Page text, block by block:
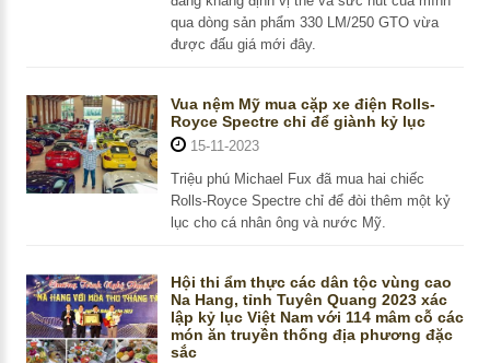
qua dòng sản phẩm 330 LM/250 GTO vừa
được đấu giá mới đây.
Vua nệm Mỹ mua cặp xe điện Rolls-
Royce Spectre chỉ để giành kỷ lục
15-11-2023
Triệu phú Michael Fux đã mua hai chiếc
Rolls-Royce Spectre chỉ để đòi thêm một kỷ
lục cho cá nhân ông và nước Mỹ.
Hội thi ẩm thực các dân tộc vùng cao
Na Hang, tỉnh Tuyên Quang 2023 xác
lập kỷ lục Việt Nam với 114 mâm cỗ các
món ăn truyền thống địa phương đặc
sắc